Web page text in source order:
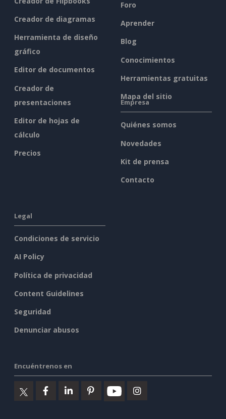
Creador de diagramas
Herramienta de diseño
gráfico
Editor de documentos
Creador de
presentaciones
Editor de hojas de
cálculo
Precios
Foro
Aprender
Blog
Conocimientos
Herramientas gratuitas
Mapa del sitio
Empresa
Quiénes somos
Novedades
Kit de prensa
Contacto
Legal
Condiciones de servicio
AI Policy
Política de privacidad
Content Guidelines
Seguridad
Denunciar abusos
Encuéntrenos en